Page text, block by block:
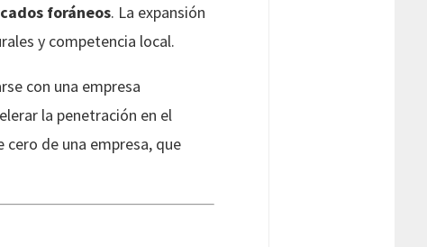
foráneos. La expansión
y competencia local.
con una empresa
la penetración en el
de una empresa, que